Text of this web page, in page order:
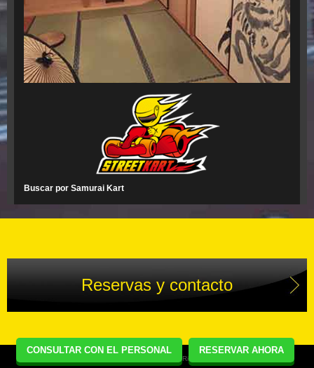
CONSULTAR CON EL PERSONAL RESERVAR AHORA
Buscar por Samurai Kart
Reservas y contacto
Copyright(C) Street Kart Tour. All Rights Reserved.